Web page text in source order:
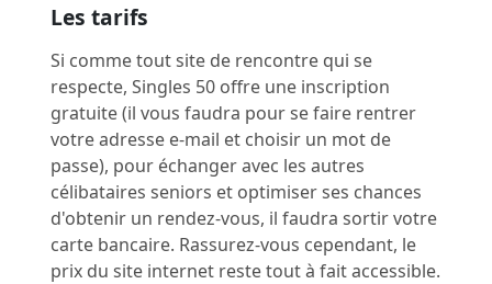
Les tarifs
Si comme tout site de rencontre qui se
respecte, Singles 50 offre une inscription
gratuite (il vous faudra pour se faire rentrer
votre adresse e-mail et choisir un mot de
passe), pour échanger avec les autres
célibataires seniors et optimiser ses chances
d'obtenir un rendez-vous, il faudra sortir votre
carte bancaire. Rassurez-vous cependant, le
prix du site internet reste tout à fait accessible.